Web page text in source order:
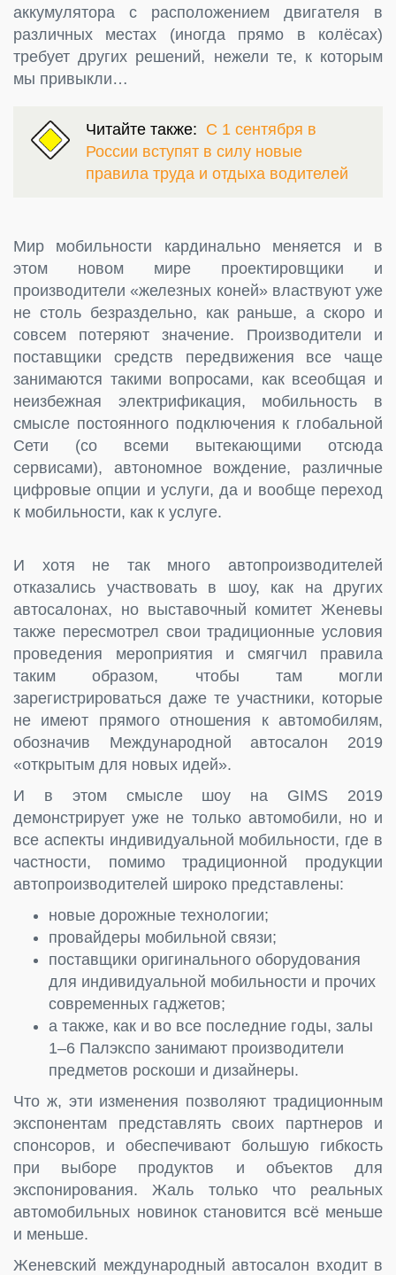
аккумулятора с расположением двигателя в
различных местах (иногда прямо в колёсах)
требует других решений, нежели те, к которым
мы привыкли…
Читайте также: С 1 сентября в
России вступят в силу новые
правила труда и отдыха водителей
Мир мобильности кардинально меняется и в
этом новом мире проектировщики и
производители «железных коней» властвуют уже
не столь безраздельно, как раньше, а скоро и
совсем потеряют значение. Производители и
поставщики средств передвижения все чаще
занимаются такими вопросами, как всеобщая и
неизбежная электрификация, мобильность в
смысле постоянного подключения к глобальной
Сети (со всеми вытекающими отсюда
сервисами), автономное вождение, различные
цифровые опции и услуги, да и вообще переход
к мобильности, как к услуге.
И хотя не так много автопроизводителей
отказались участвовать в шоу, как на других
автосалонах, но выставочный комитет Женевы
также пересмотрел свои традиционные условия
проведения мероприятия и смягчил правила
таким образом, чтобы там могли
зарегистрироваться даже те участники, которые
не имеют прямого отношения к автомобилям,
обозначив Международной автосалон 2019
«открытым для новых идей».
И в этом смысле шоу на GIMS 2019
демонстрирует уже не только автомобили, но и
все аспекты индивидуальной мобильности, где в
частности, помимо традиционной продукции
автопроизводителей широко представлены:
новые дорожные технологии;
провайдеры мобильной связи;
поставщики оригинального оборудования
для индивидуальной мобильности и прочих
современных гаджетов;
а также, как и во все последние годы, залы
1–6 Палэкспо занимают производители
предметов роскоши и дизайнеры.
Что ж, эти изменения позволяют традиционным
экспонентам представлять своих партнеров и
спонсоров, и обеспечивают большую гибкость
при выборе продуктов и объектов для
экспонирования. Жаль только что реальных
автомобильных новинок становится всё меньше
и меньше.
Женевский международный автосалон входит в